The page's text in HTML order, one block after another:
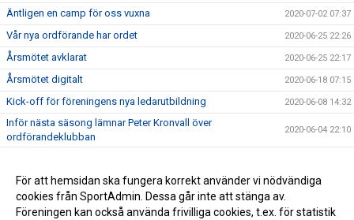
Äntligen en camp för oss vuxna 2020-07-02 07:37
Vår nya ordförande har ordet 2020-06-25 22:26
Årsmötet avklarat 2020-06-25 22:17
Årsmötet digitalt 2020-06-18 07:15
Kick-off för föreningens nya ledarutbildning 2020-06-08 14:32
Inför nästa säsong lämnar Peter Kronvall över
ordförandeklubban
2020-06-04 22:10
Hanhals Kings sluter avtal med Warrior Hockey 2020-06-01 18:19
Vi är Hanhals Kings 2020-05-27 14:55
För att hemsidan ska fungera korrekt använder vi nödvändiga
cookies från SportAdmin. Dessa går inte att stänga av.
Föreningen kan också använda frivilliga cookies, t.ex. för statistik